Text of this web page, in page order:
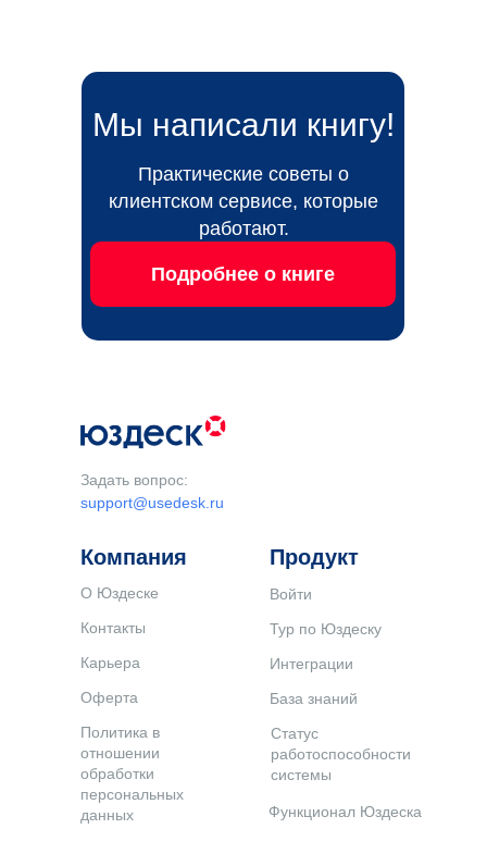
Подробнее о книге
Практические советы о
клиентском сервисе, которые
работают.
Мы написали книгу!
Задать вопрос:
support@usedesk.ru
Компания
О Юздеске
Контакты
Карьера
Оферта
Политика в
отношении
обработки
персональных
данных
Войти
Тур по Юздеску
Интеграции
Продукт
База знаний
Статус
работоспособности
системы
Функционал Юздеска